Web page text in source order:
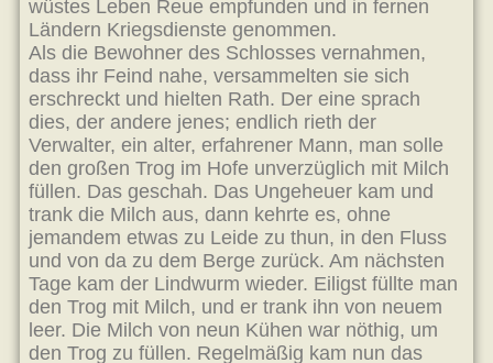
wüstes Leben Reue empfunden und in fernen
Ländern Kriegsdienste genommen.
Als die Bewohner des Schlosses vernahmen,
dass ihr Feind nahe, versammelten sie sich
erschreckt und hielten Rath. Der eine sprach
dies, der andere jenes; endlich rieth der
Verwalter, ein alter, erfahrener Mann, man solle
den großen Trog im Hofe unverzüglich mit Milch
füllen. Das geschah. Das Ungeheuer kam und
trank die Milch aus, dann kehrte es, ohne
jemandem etwas zu Leide zu thun, in den Fluss
und von da zu dem Berge zurück. Am nächsten
Tage kam der Lindwurm wieder. Eiligst füllte man
den Trog mit Milch, und er trank ihn von neuem
leer. Die Milch von neun Kühen war nöthig, um
den Trog zu füllen. Regelmäßig kam nun das